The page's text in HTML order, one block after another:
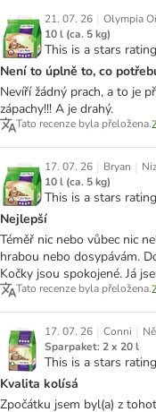
21. 07. 26 | Olympia
10 l (ca. 5 kg)
This is a stars
Není to úplně to, co
Nevíří žádný prach, a to je
zápachy!!! A je drahý.
Tato recenze byla přeložena.
17. 07. 26 | Bryan |
10 l (ca. 5 kg)
This is a stars
Nejlepší
Téměř nic nebo vůbec nic
hrabou nebo dosypávám.
Kočky jsou spokojené. Já
Tato recenze byla přeložena.
17. 07. 26 | Conni |
Sparpaket: 2 x 20 l
This is a stars
Kvalita kolísá
Zpočátku jsem byl(a) z